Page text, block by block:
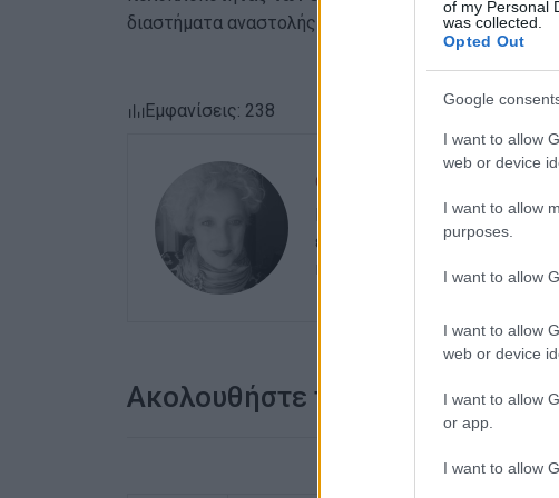
of my Personal
was collected.
Opted Out
Google
I want to allow
web or device
I want to allow
purposes.
I want to allow
I want to allow
web or device
I want to allow
or app.
I want to allow
διαστήματα αναστολής λειτουργίας των διαδρόμων
Εμφανίσεις: 238
Εργάζεται στις Εκδόσεις
ευθύνης. Ειδικεύεται στις
καλλιτεχνικό ρεπορτάζ.
Ακολουθήστε το enimerosi στο